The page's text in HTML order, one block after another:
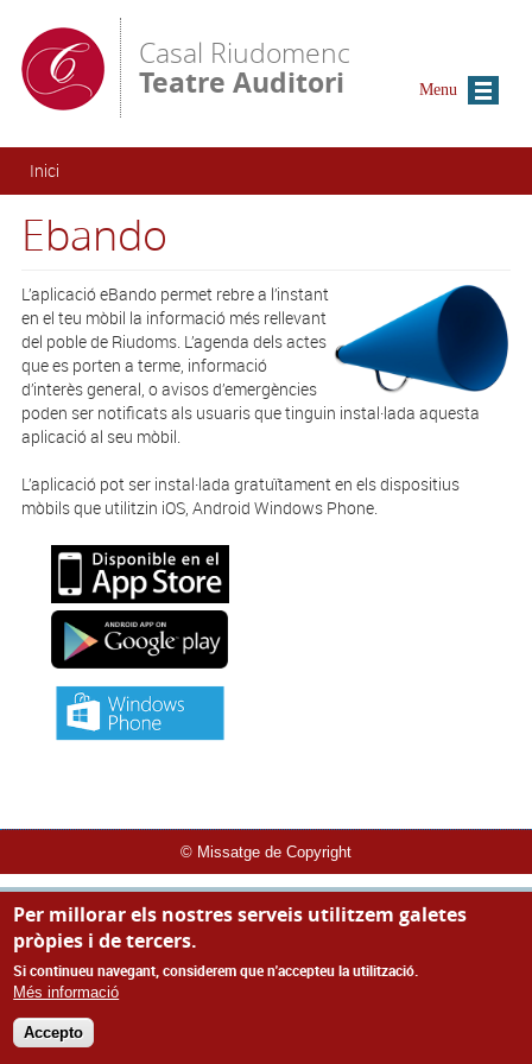
Casal Riudomenc
Teatre Auditori
Esteu aquí
Inici
Ebando
L’aplicació eBando permet rebre a l’instant
en el teu mòbil la informació més rellevant
del poble de Riudoms. L’agenda dels actes
que es porten a terme, informació
d’interès general, o avisos d’emergències
poden ser notificats als usuaris que tinguin instal·lada aquesta
aplicació al seu mòbil.
L’aplicació pot ser instal·lada gratuïtament en els dispositius
mòbils que utilitzin iOS, Android Windows Phone.
© Missatge de Copyright
Menu
Per millorar els nostres serveis utilitzem galetes
pròpies i de tercers.
Si continueu navegant, considerem que n'accepteu la utilització.
Més informació
Accepto